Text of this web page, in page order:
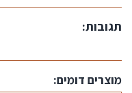
תגובות:
מוצרים דומים: